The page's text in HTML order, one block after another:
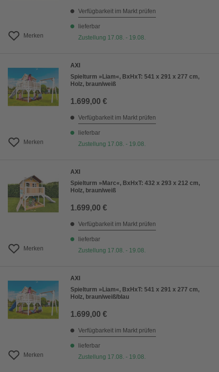
Merken
Verfügbarkeit im Markt prüfen
lieferbar
Zustellung 17.08. - 19.08.
Merken
AXI
Spielturm »Liam«, BxHxT: 541 x 291 x 277 cm,
Holz, braun/weiß
1.699,00 €
Verfügbarkeit im Markt prüfen
lieferbar
Zustellung 17.08. - 19.08.
Merken
AXI
Spielturm »Marc«, BxHxT: 432 x 293 x 212 cm,
Holz, braun/weiß
1.699,00 €
Verfügbarkeit im Markt prüfen
lieferbar
Zustellung 17.08. - 19.08.
Merken
AXI
Spielturm »Liam«, BxHxT: 541 x 291 x 277 cm,
Holz, braun/weiß/blau
1.699,00 €
Verfügbarkeit im Markt prüfen
lieferbar
Zustellung 17.08. - 19.08.